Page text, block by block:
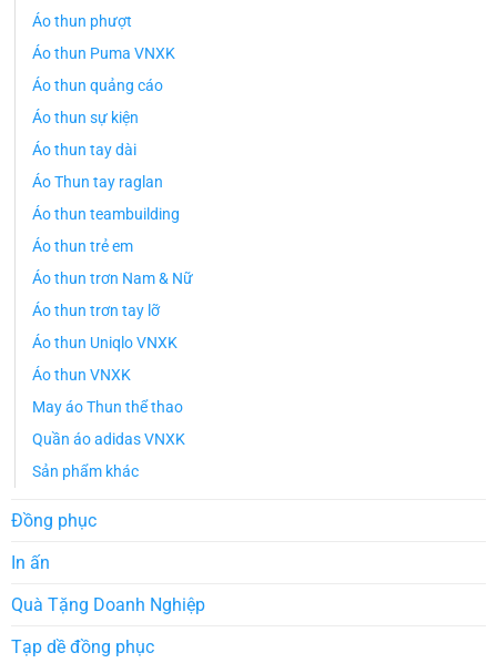
Áo thun phượt
Áo thun Puma VNXK
Áo thun quảng cáo
Áo thun sự kiện
Áo thun tay dài
Áo Thun tay raglan
Áo thun teambuilding
Áo thun trẻ em
Áo thun trơn Nam & Nữ
Áo thun trơn tay lỡ
Áo thun Uniqlo VNXK
Áo thun VNXK
May áo Thun thể thao
Quần áo adidas VNXK
Sản phẩm khác
Đồng phục
In ấn
Quà Tặng Doanh Nghiệp
Tạp dề đồng phục